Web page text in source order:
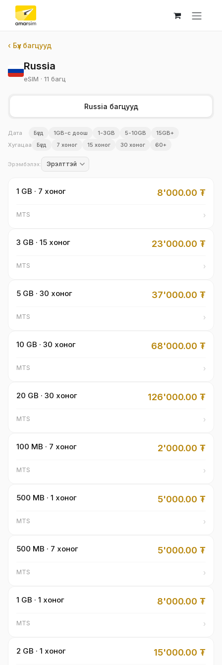
Skip to Content
‹ Бүх багцууд
Russia
eSIM · 11 багц
Russia багцууд
Дата Бүгд 1GB-с доош 1-3GB 5-10GB
15GB+
Хугацаа
Бүгд 7 хоног 15 хоног 30 хоног 60+
Эрэмбэлэх:
1 GB · 7 хоног 8'000.00 ₮
MTS ›
3 GB · 15 хоног 23'000.00 ₮
MTS ›
5 GB · 30 хоног 37'000.00 ₮
MTS ›
10 GB · 30 хоног 68'000.00 ₮
MTS ›
20 GB · 30 хоног 126'000.00 ₮
MTS ›
100 MB · 7 хоног 2'000.00 ₮
MTS ›
500 MB · 1 хоног 5'000.00 ₮
MTS ›
500 MB · 7 хоног 5'000.00 ₮
MTS ›
1 GB · 1 хоног 8'000.00 ₮
MTS ›
2 GB · 1 хоног 15'000.00 ₮